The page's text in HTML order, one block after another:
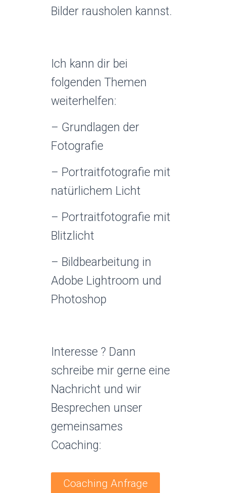
Bilder rausholen kannst.
Ich kann dir bei
folgenden Themen
weiterhelfen:
– Grundlagen der
Fotografie
– Portraitfotografie mit
natürlichem Licht
– Portraitfotografie mit
Blitzlicht
– Bildbearbeitung in
Adobe Lightroom und
Photoshop
Interesse ? Dann
schreibe mir gerne eine
Nachricht und wir
Besprechen unser
gemeinsames
Coaching:
Coaching Anfrage